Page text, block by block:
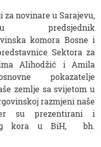
novinare u Sarajevu,
komora Bosne i
Sektora za
Alihodžić i Amila
pokazatelje
zemlje sa svijetom u
razmjeni naše
su prezentirani i
kora u BiH, bh.